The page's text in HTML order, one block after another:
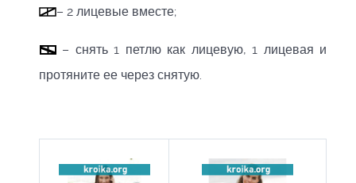
– 2 лицевые вместе;
– снять 1 петлю как лицевую, 1 лицевая и
протяните ее через снятую.